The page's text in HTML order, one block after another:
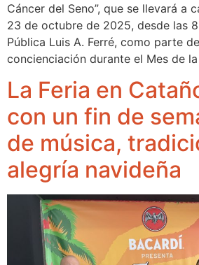
Cáncer del Seno”, que se llevará a
23 de octubre de 2025, desde las
Pública Luis A. Ferré, como parte
concienciación durante el Mes de
La Feria en
con un fin de
de música,
alegría navideña